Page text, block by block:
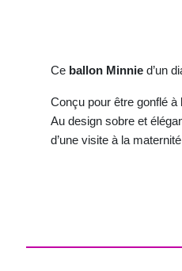
Ce ballon Minnie d’un
Conçu pour être gonflé à
Au design sobre et
d’une visite à la